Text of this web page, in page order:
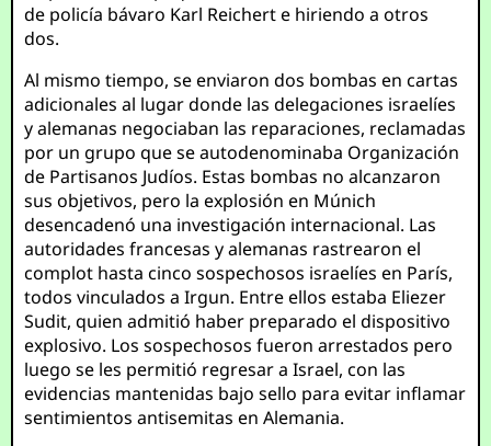
de policía bávaro Karl Reichert e hiriendo a otros
dos.
Al mismo tiempo, se enviaron dos bombas en cartas
adicionales al lugar donde las delegaciones israelíes
y alemanas negociaban las reparaciones, reclamadas
por un grupo que se autodenominaba Organización
de Partisanos Judíos. Estas bombas no alcanzaron
sus objetivos, pero la explosión en Múnich
desencadenó una investigación internacional. Las
autoridades francesas y alemanas rastrearon el
complot hasta cinco sospechosos israelíes en París,
todos vinculados a Irgun. Entre ellos estaba Eliezer
Sudit, quien admitió haber preparado el dispositivo
explosivo. Los sospechosos fueron arrestados pero
luego se les permitió regresar a Israel, con las
evidencias mantenidas bajo sello para evitar inflamar
sentimientos antisemitas en Alemania.